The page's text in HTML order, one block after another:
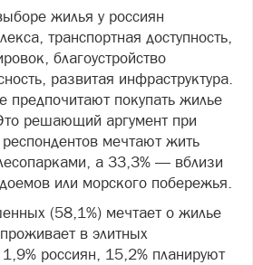
жилья у россиян
транспортная доступность,
благоустройство
развитая инфраструктура.
предпочитают покупать жилье
решающий аргумент при
мечтают жить
а 33,3% — вблизи
или морского побережья.
(58,1%) мечтает о жилье
в элитных
1,9% россиян, 15,2% планируют